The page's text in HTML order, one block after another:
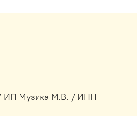
/ ИП Музика М.В. / ИНН